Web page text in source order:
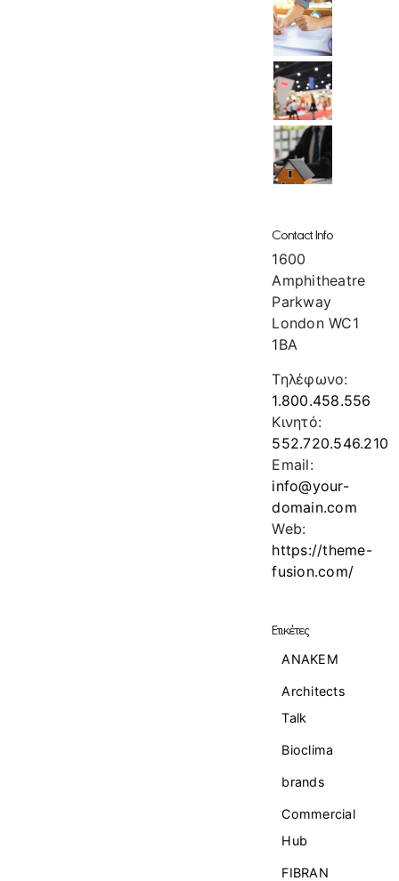
Contact Info
1600
Amphitheatre
Parkway
London WC1
1BA
Τηλέφωνο:
1.800.458.556
Κινητό:
552.720.546.210
Email:
info@your-
domain.com
Web:
https://theme-
fusion.com/
Ετικέτες
ANAKEM
Architects
Talk
Bioclima
brands
Commercial
Ηub
FIBRAN